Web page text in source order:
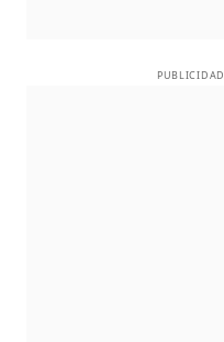
PUBLICIDAD